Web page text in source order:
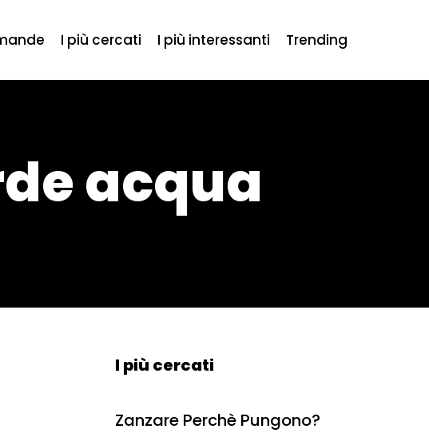
I più cercati I più interessanti Trending
acqua
I più cercati
Zanzare Perchè Pungono?